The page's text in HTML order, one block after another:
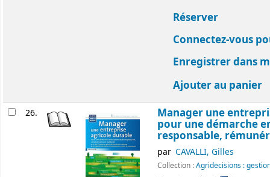
Réserver
Connectez-vous
Enregistrer dans
Ajouter au panier
26. Manager une
pour une démarche
responsable,
par CAVALLI, Gilles
Collection :Agridecisions :